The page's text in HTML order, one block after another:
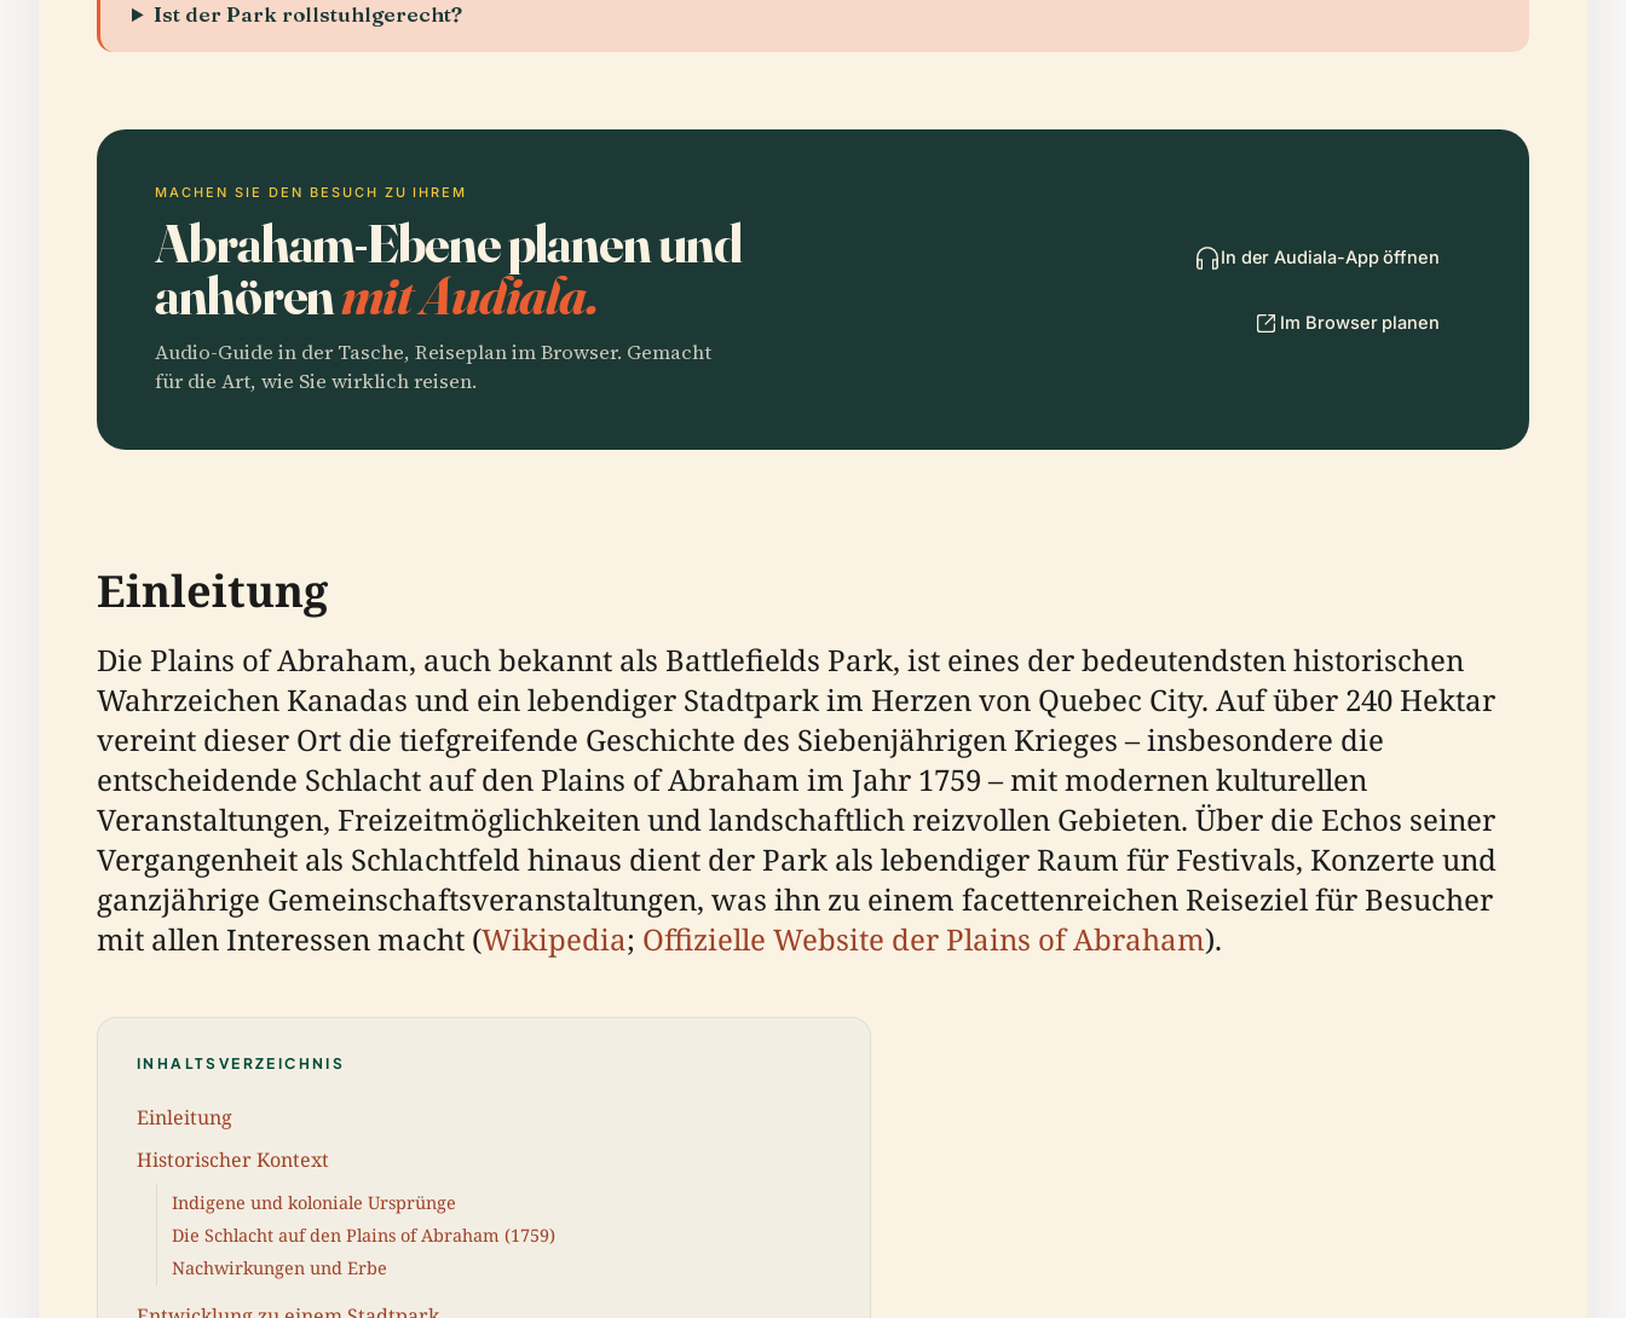
Ist der Park rollstuhlgerecht?
MACHEN SIE DEN BESUCH ZU IHREM
Abraham-Ebene planen und
anhörenmit Audiala.
Audio-Guide in der Tasche, Reiseplan im Browser. Gemacht
für die Art, wie Sie wirklich reisen.
In der Audiala-App öffnen
Im Browser planen
Einleitung
Die Plains of Abraham, auch bekannt als Battlefields Park, ist eines der bedeutendsten historischen
Wahrzeichen Kanadas und ein lebendiger Stadtpark im Herzen von Quebec City. Auf über 240 Hektar
vereint dieser Ort die tiefgreifende Geschichte des Siebenjährigen Krieges – insbesondere die
entscheidende Schlacht auf den Plains of Abraham im Jahr 1759 – mit modernen kulturellen
Veranstaltungen, Freizeitmöglichkeiten und landschaftlich reizvollen Gebieten. Über die Echos seiner
Vergangenheit als Schlachtfeld hinaus dient der Park als lebendiger Raum für Festivals, Konzerte und
ganzjährige Gemeinschaftsveranstaltungen, was ihn zu einem facettenreichen Reiseziel für Besucher
mit allen Interessen macht (Wikipedia; Offizielle Website der Plains of Abraham).
INHALTSVERZEICHNIS
Einleitung
Historischer Kontext
Indigene und koloniale Ursprünge
Die Schlacht auf den Plains of Abraham (1759)
Nachwirkungen und Erbe